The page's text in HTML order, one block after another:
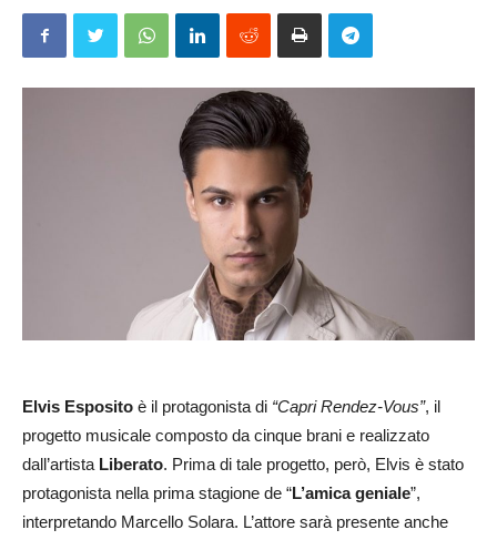
Elvis Esposito è il protagonista di “Capri Rendez-Vous”, il
progetto musicale composto da cinque brani e realizzato
dall’artista Liberato. Prima di tale progetto, però, Elvis è stato
protagonista nella prima stagione de “L’amica geniale”,
interpretando Marcello Solara. L’attore sarà presente anche